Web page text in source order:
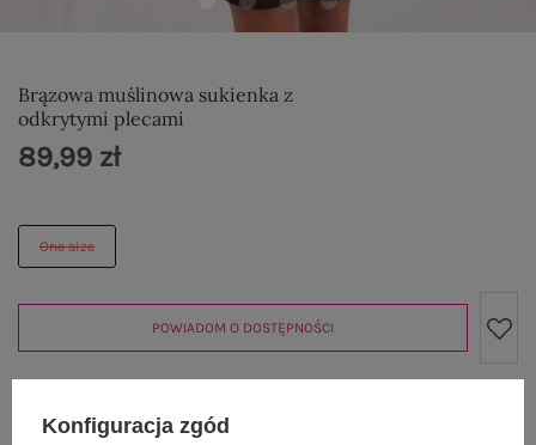
Brązowa muślinowa sukienka z
odkrytymi plecami
One size
89,99 zł
POWIADOM O DOSTĘPNOŚCI
Produkt niedostępny
Konfiguracja zgód